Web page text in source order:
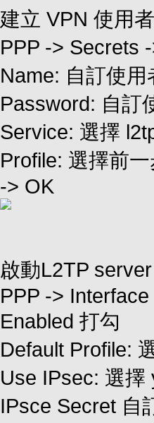
建立 VPN 使用
PPP -> Secrets
Name: 自訂使用
Password: 自訂
Service: 選擇
Profile: 選擇前
-> OK
啟動L2TP
PPP ->
Enabled 打勾
Default Profile:
Use IPsec: 選擇
IPsce Secret 自